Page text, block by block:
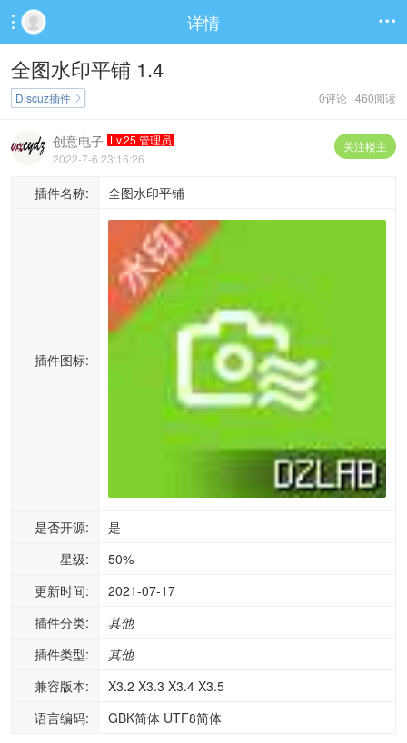
 详情 
全图水印平铺 1.4
0评论 460阅读
Discuz插件 
关注楼主
创意电子 Lv.25 管理员
2022-7-6 23:16:26
插件名称: 全图水印平铺
插件图标:
是否开源:
是
星级:
50%
更新时间:
2021-07-17
插件分类:
其他
插件类型:
其他
兼容版本:
X3.2 X3.3 X3.4 X3.5
语言编码:
GBK简体 UTF8简体